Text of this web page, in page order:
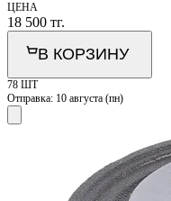
ЦЕНА
18 500 тг.
В КОРЗИНУ
78 ШТ
Отправка: 10 августа (пн)